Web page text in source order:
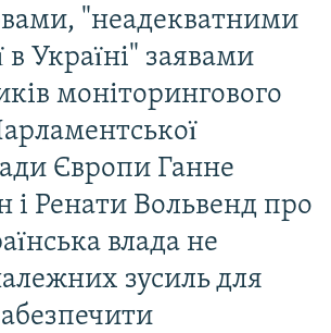
"неадекватними
в Украïнi" заявами
монiторингового
Європи Ганне
i Ренати Вольвенд про
влада не
зусиль для